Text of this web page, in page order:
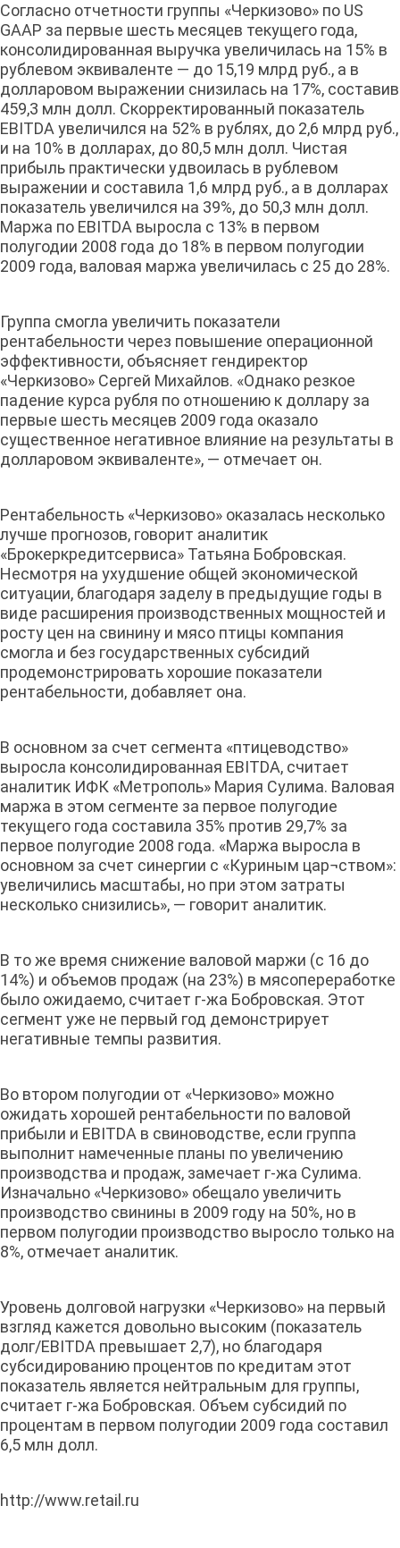
Согласно отчетности группы «Черкизово» по US
GAAP за первые шесть месяцев текущего года,
консолидированная выручка увеличилась на 15% в
рублевом эквиваленте — до 15,19 млрд руб., а в
долларовом выражении снизилась на 17%, составив
459,3 млн долл. Скорректированный показатель
EBITDA увеличился на 52% в рублях, до 2,6 млрд руб.,
и на 10% в долларах, до 80,5 млн долл. Чистая
прибыль практически удвоилась в рублевом
выражении и составила 1,6 млрд руб., а в долларах
показатель увеличился на 39%, до 50,3 млн долл.
Маржа по EBITDA выросла с 13% в первом
полугодии 2008 года до 18% в первом полугодии
2009 года, валовая маржа увеличилась с 25 до 28%.
Группа смогла увеличить показатели
рентабельности через повышение операционной
эффективности, объясняет гендиректор
«Черкизово» Сергей Михайлов. «Однако резкое
падение курса рубля по отношению к доллару за
первые шесть месяцев 2009 года оказало
существенное негативное влияние на результаты в
долларовом эквиваленте», — отмечает он.
Рентабельность «Черкизово» оказалась несколько
лучше прогнозов, говорит аналитик
«Брокеркредитсервиса» Татьяна Бобровская.
Несмотря на ухудшение общей экономической
ситуации, благодаря заделу в предыдущие годы в
виде расширения производственных мощностей и
росту цен на свинину и мясо птицы компания
смогла и без государственных субсидий
продемонстрировать хорошие показатели
рентабельности, добавляет она.
В основном за счет сегмента «птицеводство»
выросла консолидированная EBITDA, считает
аналитик ИФК «Метрополь» Мария Сулима. Валовая
маржа в этом сегменте за первое полугодие
текущего года составила 35% против 29,7% за
первое полугодие 2008 года. «Маржа выросла в
основном за счет синергии с «Куриным цар¬ством»:
увеличились масштабы, но при этом затраты
несколько снизились», — говорит аналитик.
В то же время снижение валовой маржи (с 16 до
14%) и объемов продаж (на 23%) в мясопереработке
было ожидаемо, считает г-жа Бобровская. Этот
сегмент уже не первый год демонстрирует
негативные темпы развития.
Во втором полугодии от «Черкизово» можно
ожидать хорошей рентабельности по валовой
прибыли и EBITDA в свиноводстве, если группа
выполнит намеченные планы по увеличению
производства и продаж, замечает г-жа Сулима.
Изначально «Черкизово» обещало увеличить
производство свинины в 2009 году на 50%, но в
первом полугодии производство выросло только на
8%, отмечает аналитик.
Уровень долговой нагрузки «Черкизово» на первый
взгляд кажется довольно высоким (показатель
долг/EBITDA превышает 2,7), но благодаря
субсидированию процентов по кредитам этот
показатель является нейтральным для группы,
считает г-жа Бобровская. Объем субсидий по
процентам в первом полугодии 2009 года составил
6,5 млн долл.
http://www.retail.ru